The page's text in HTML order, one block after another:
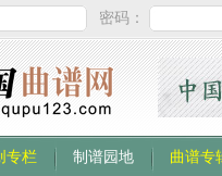
密码：
专栏 制谱园地 曲谱专